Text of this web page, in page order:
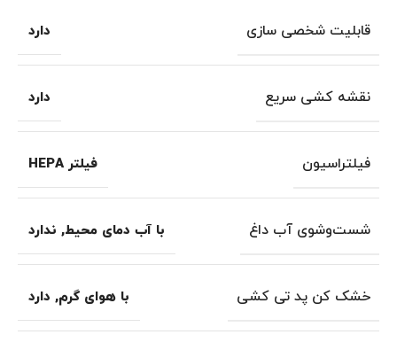
قابلیت شخصی سازی دارد
نقشه کشی سریع دارد
فیلتراسیون فیلتر HEPA
شست‌وشوی آب داغ با آب دمای محیط, ندارد
خشک کن پد تی کشی با هوای گرم, دارد